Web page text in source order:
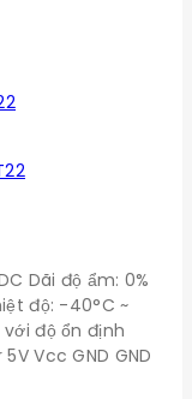
Dãi độ ẩm: 0%
độ: -40°C ~
với độ ổn định
Vcc GND GND